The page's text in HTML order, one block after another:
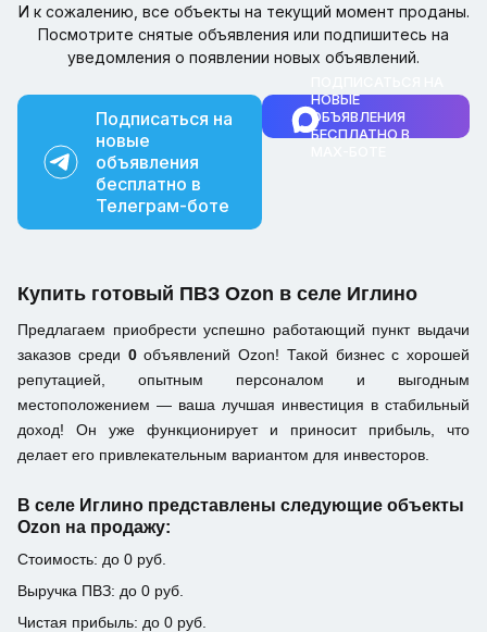
И к сожалению, все объекты на текущий момент проданы.
Посмотрите снятые объявления или подпишитесь на
уведомления о появлении новых объявлений.
Подписаться на
новые
объявления
бесплатно в
Телеграм-боте
НОВЫЕ
ОБЪЯВЛЕНИЯ
БЕСПЛАТНО В
Купить готовый ПВЗ Ozon в селе Иглино
Предлагаем приобрести успешно работающий пункт выдачи
заказов среди 0объявлений Ozon! Такой бизнес с хорошей
репутацией, опытным персоналом и выгодным
местоположением — ваша лучшая инвестиция в стабильный
доход! Он уже функционирует и приносит прибыль, что
делает его привлекательным вариантом для инвесторов.
В селе Иглино представлены следующие объекты
Ozon на продажу:
Стоимость: до 0 руб.
Выручка ПВЗ: до 0 руб.
Чистая прибыль: до 0 руб.